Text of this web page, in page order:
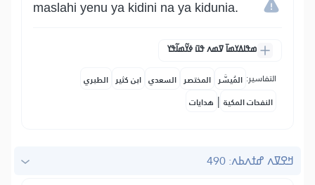
maslahi yenu ya kidini na ya kidunia.
ߘߟߊߡߌߘߊ߫ ߜߘߍ ߟߎ߫ ߦߌ߬ߘߊ߬ߟߌ
التفاسير: المُيسَّر المختصر السعدي ابن كثير الطبري
النفحات المكية | هدايات
ߞߐߜߍ ߝߙߍߕߍ: 490